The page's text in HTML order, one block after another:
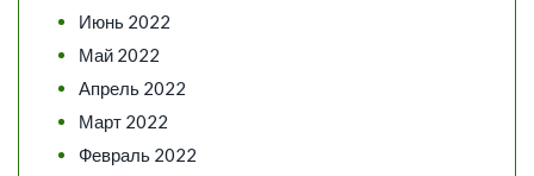
Июнь 2022
Май 2022
Апрель 2022
Март 2022
Февраль 2022